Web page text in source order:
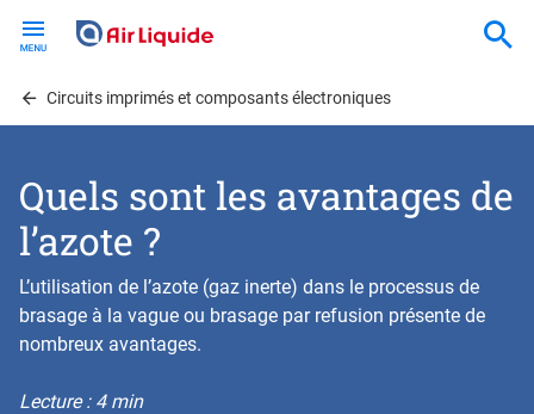
contentCircuits imprimés et composants électroniques
Quels sont les avantages de
l’azote ?
L’utilisation de l’azote (gaz inerte) dans le processus de
brasage à la vague ou brasage par refusion présente de
nombreux avantages.
Lecture : 4 min